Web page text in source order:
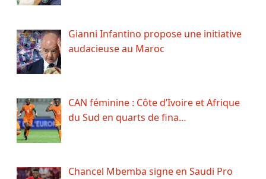
Gianni Infantino propose une initiative
audacieuse au Maroc
CAN féminine : Côte d’Ivoire et Afrique
du Sud en quarts de fina…
Chancel Mbemba signe en Saudi Pro